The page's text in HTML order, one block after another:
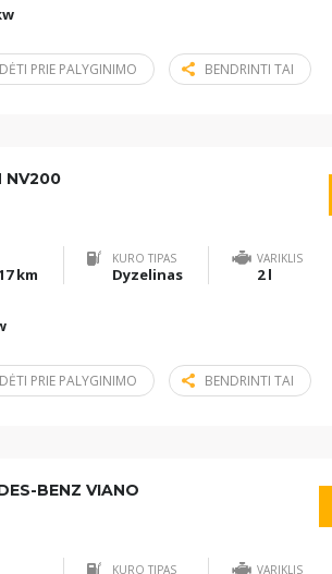
PRIE PALYGINIMO BENDRINTI TAI
NV200
km
KURO TIPAS
Dyzelinas
VARIKLIS
2 l
PRIE PALYGINIMO BENDRINTI TAI
BENZ VIANO
KURO TIPAS VARIKLIS